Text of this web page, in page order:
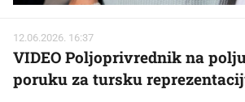
12.06.2026. 16:37
VIDEO Poljoprivrednik na
poruku za tursku